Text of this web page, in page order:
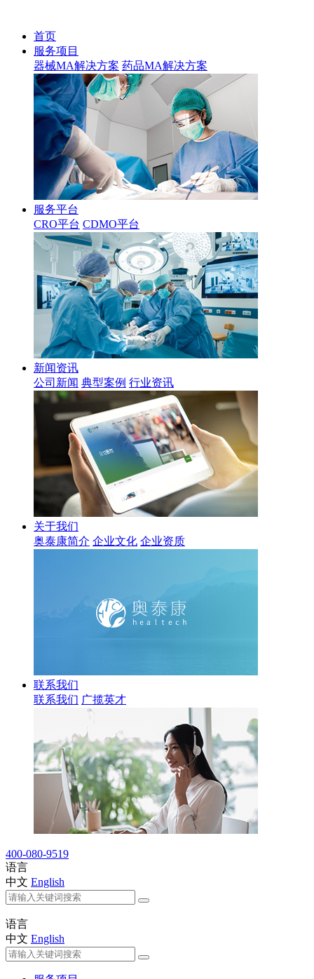
首页
服务项目
器械MA解决方案 药品MA解决方案
服务平台
CRO平台 CDMO平台
新闻资讯
公司新闻 典型案例 行业资讯
关于我们
奥泰康简介 企业文化 企业资质
联系我们
联系我们 广揽英才
400-080-9519
语言
中文 English
语言
中文 English